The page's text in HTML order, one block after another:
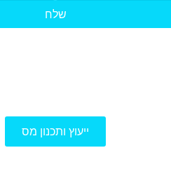
שלח
ייעוץ ותכנון מס